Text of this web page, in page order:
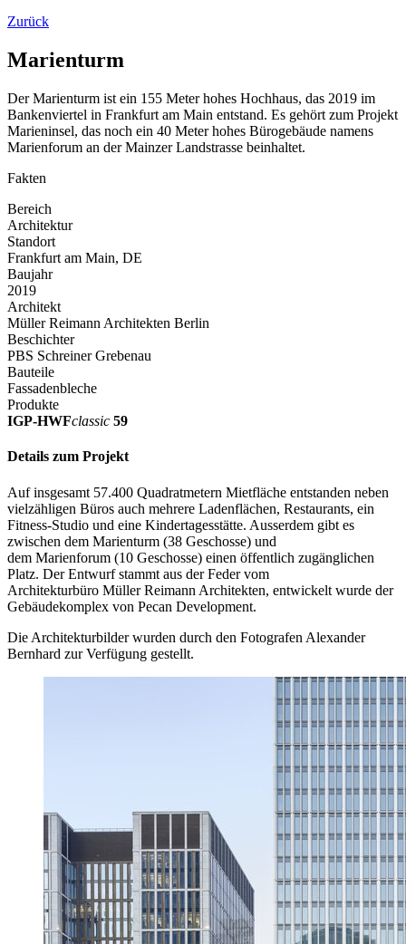
Zurück
Marienturm
Der Marienturm ist ein 155 Meter hohes Hochhaus, das 2019 im
Bankenviertel in Frankfurt am Main entstand. Es gehört zum Projekt
Marieninsel, das noch ein 40 Meter hohes Bürogebäude namens
Marienforum an der Mainzer Landstrasse beinhaltet.
Fakten
Bereich
Architektur
Standort
Frankfurt am Main, DE
Baujahr
2019
Architekt
Müller Reimann Architekten Berlin
Beschichter
PBS Schreiner Grebenau
Bauteile
Fassadenbleche
Produkte
IGP-HWFclassic 59
Details zum Projekt
Auf insgesamt 57.400 Quadratmetern Mietfläche entstanden neben
vielzähligen Büros auch mehrere Ladenflächen, Restaurants, ein
Fitness-Studio und eine Kindertagesstätte. Ausserdem gibt es
zwischen dem Marienturm (38 Geschosse) und
dem Marienforum (10 Geschosse) einen öffentlich zugänglichen
Platz. Der Entwurf stammt aus der Feder vom
Architekturbüro Müller Reimann Architekten, entwickelt wurde der
Gebäudekomplex von Pecan Development.
Die Architekturbilder wurden durch den Fotografen Alexander
Bernhard zur Verfügung gestellt.